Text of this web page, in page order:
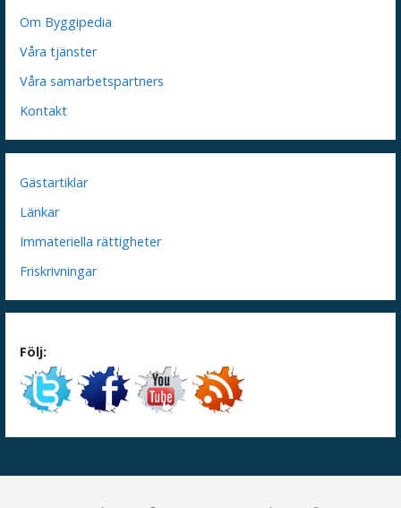
Om Byggipedia
Våra tjänster
Våra samarbetspartners
Kontakt
Gästartiklar
Länkar
Immateriella rättigheter
Friskrivningar
Följ: